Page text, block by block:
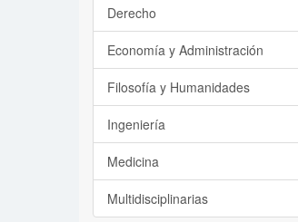
Derecho
Economía y Administración
Filosofía y Humanidades
Ingeniería
Medicina
Multidisciplinarias